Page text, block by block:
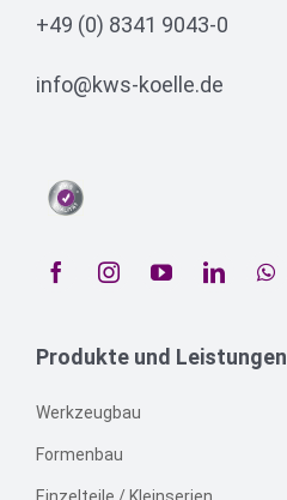
+49 (0) 8341 9043-0
info@kws-koelle.de
Produkte und Leistungen
Werkzeugbau
Formenbau